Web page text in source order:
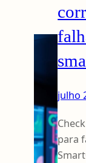
julho
para